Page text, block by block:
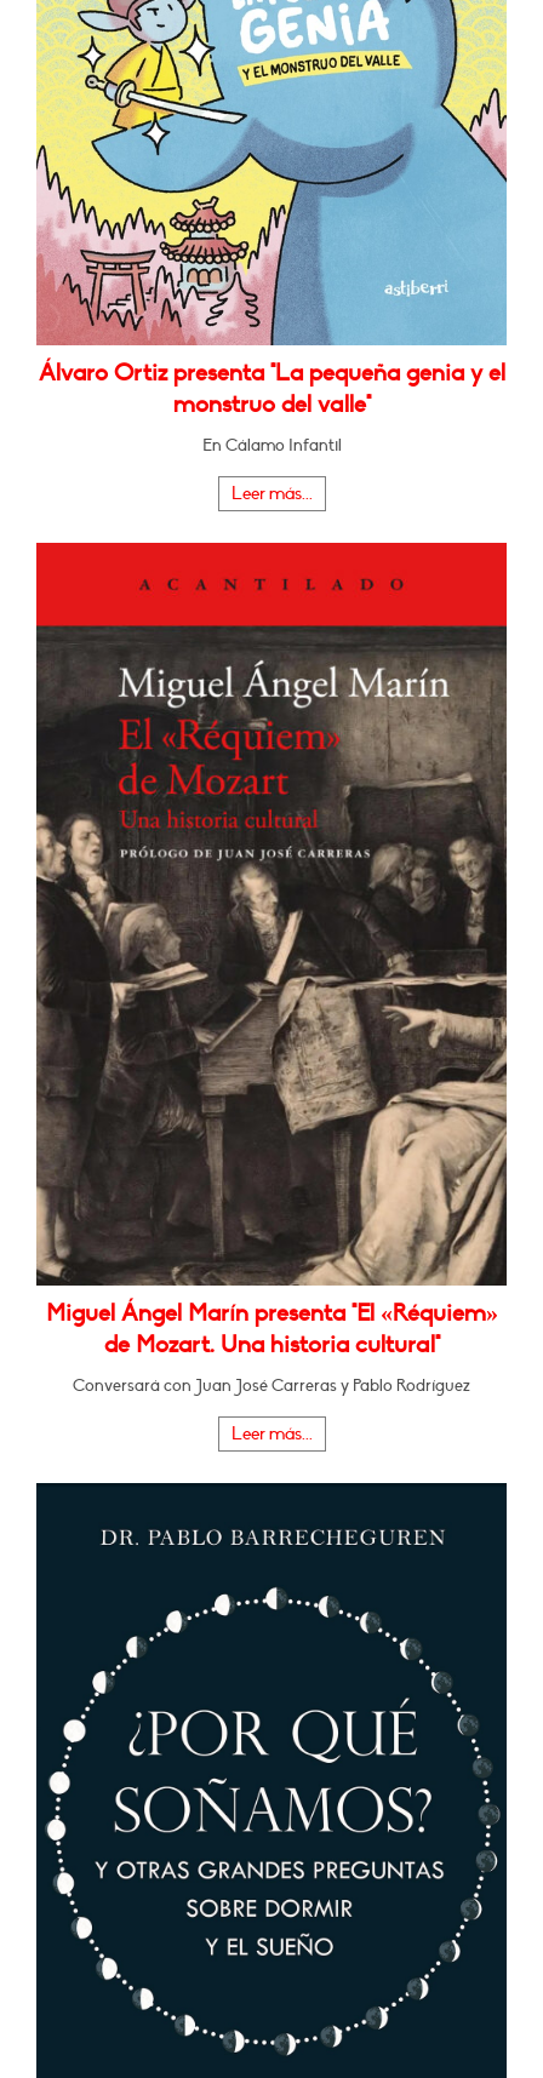
Álvaro Ortiz presenta "La pequeña genia y el
monstruo del valle"
En Cálamo Infantil
Leer más...
Miguel Ángel Marín presenta "El «Réquiem»
de Mozart. Una historia cultural"
Conversará con Juan José Carreras y Pablo Rodríguez
Leer más...